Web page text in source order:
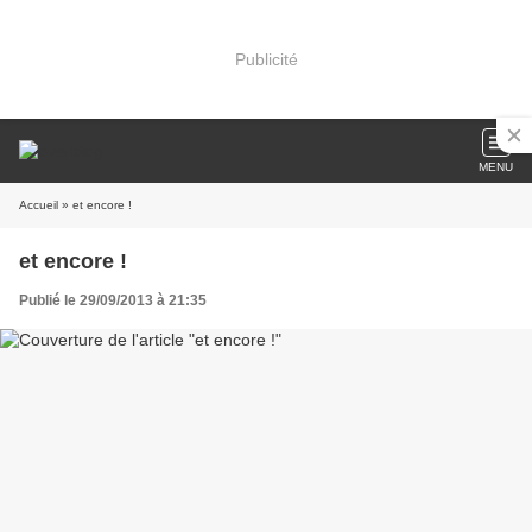
Publicité
MENU
Accueil » et encore !
et encore !
Publié le 29/09/2013 à 21:35